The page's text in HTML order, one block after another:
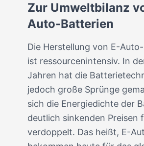
Zur Umweltbilanz
Auto-Batterien
Die Herstellung von E-
ist ressourcenintensiv. In
Jahren hat die
jedoch große Sprünge
sich die Energiedichte der
deutlich sinkenden Preisen
verdoppelt. Das heißt, E-